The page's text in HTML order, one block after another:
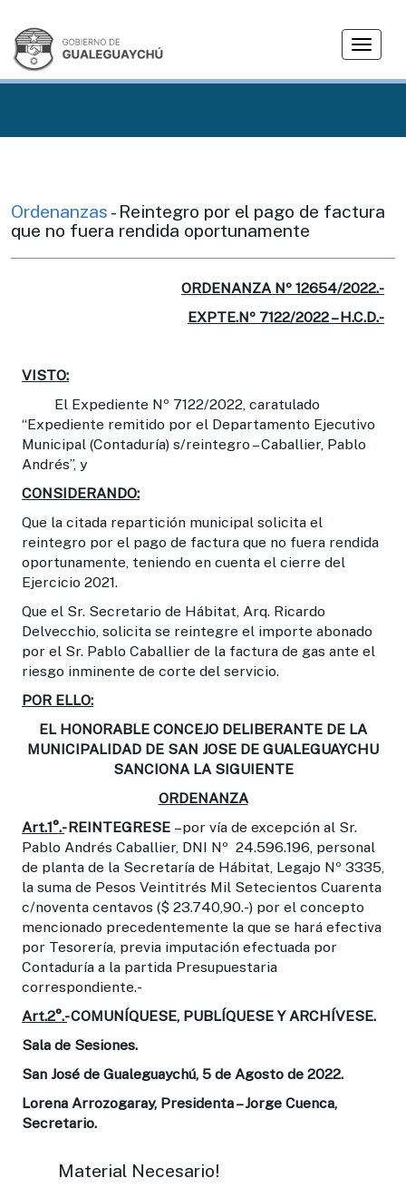
T
g
v
t
o
Ordenanzas - Reintegro por el pago de factura
que no fuera rendida oportunamente
ORDENANZA Nº 12654/2022.-
EXPTE.Nº 7122/2022 – H.C.D.-
VISTO:
El Expediente Nº 7122/2022, caratulado
“Expediente remitido por el Departamento Ejecutivo
Municipal (Contaduría) s/reintegro – Caballier, Pablo
Andrés”, y
CONSIDERANDO:
Que la citada repartición municipal solicita el
reintegro por el pago de factura que no fuera rendida
oportunamente, teniendo en cuenta el cierre del
Ejercicio 2021.
Que el Sr. Secretario de Hábitat, Arq. Ricardo
Delvecchio, solicita se reintegre el importe abonado
por el Sr. Pablo Caballier de la factura de gas ante el
riesgo inminente de corte del servicio.
POR ELLO:
EL HONORABLE CONCEJO DELIBERANTE DE LA
MUNICIPALIDAD DE SAN JOSE DE GUALEGUAYCHU
SANCIONA LA SIGUIENTE
ORDENANZA
Art.1°.-REINTEGRESE –por vía de excepción al Sr.
Pablo Andrés Caballier, DNI Nº 24.596.196, personal
de planta de la Secretaría de Hábitat, Legajo Nº 3335,
la suma de Pesos Veintitrés Mil Setecientos Cuarenta
c/noventa centavos ($ 23.740,90.-) por el concepto
mencionado precedentemente la que se hará efectiva
por Tesorería, previa imputación efectuada por
Contaduría a la partida Presupuestaria
correspondiente.-
Art.2°.-COMUNÍQUESE, PUBLÍQUESE Y ARCHÍVESE.
Sala de Sesiones.
San José de Gualeguaychú, 5 de Agosto de 2022.
Lorena Arrozogaray, Presidenta – Jorge Cuenca,
Secretario.
Material Necesario!